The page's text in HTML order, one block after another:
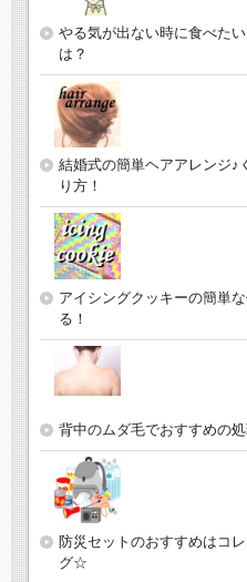
やる気が出ない時に食べた
は？
結婚式の簡単ヘアアレンジ♪
り方！
アイシングクッキーの簡単
る！
背中のムダ毛でおすすめの
防災セットのおすすめはコ
グ☆